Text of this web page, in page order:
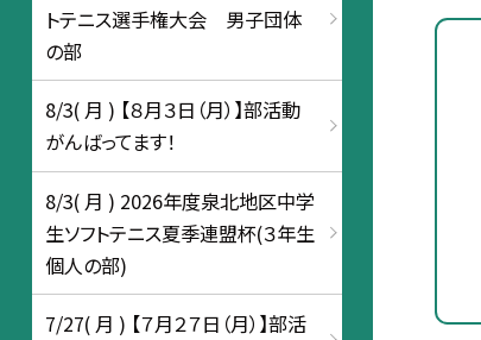
トテニス選手権大会 男子団体
の部
8/3( 月 ) 【８月３日（月）】部活動
がんばってます！
8/3( 月 ) 2026年度泉北地区中学
生ソフトテニス夏季連盟杯(３年生
個人の部)
7/27( 月 ) 【７月２７日（月）】部活